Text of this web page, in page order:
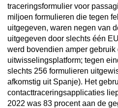
traceringsformulier voor
miljoen formulieren die tegen
uitgegeven, waren negen van
uitgegeven door slechts één
werd bovendien amper gebruik
uitwisselingsplatform; tegen
slechts 256 formulieren
afkomstig uit Spanje). Het
contacttraceringsapplicaties
2022 was 83 procent aan de